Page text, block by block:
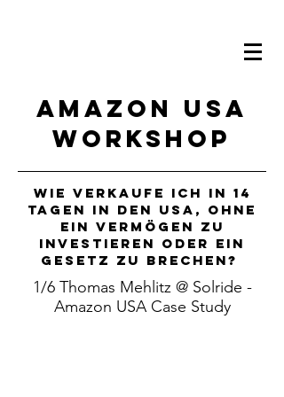
Amazon USA
Workshop
Wie verkaufe ich in 14
Tagen in den USA, ohne
ein Vermögen zu
investieren oder ein
Gesetz zu brechen?
1/6 Thomas Mehlitz @ Solride -
Amazon USA Case Study